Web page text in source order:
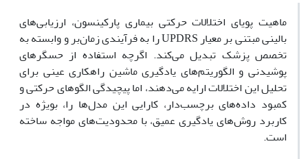
ماهیت پویای اختلالات حرکتی بیماری پارکینسون، ارزیابی‌های
بالینی مبتنی بر معیار UPDRS را به فرآیندی زمان‌بر و وابسته به
تخصص پزشک تبدیل می‌کند. اگرچه استفاده از حسگرهای
پوشیدنی و الگوریتم‌های یادگیری ماشین راهکاری عینی برای
تحلیل این اختلالات ارایه می‌دهند، اما پیچیدگی الگوهای حرکتی و
کمبود داده‌های برچسب‌دار، کارایی این مدل‌ها را، بویژه در
کاربرد روش‌های یادگیری عمیق، با محدودیت‌های مواجه ساخته
است.